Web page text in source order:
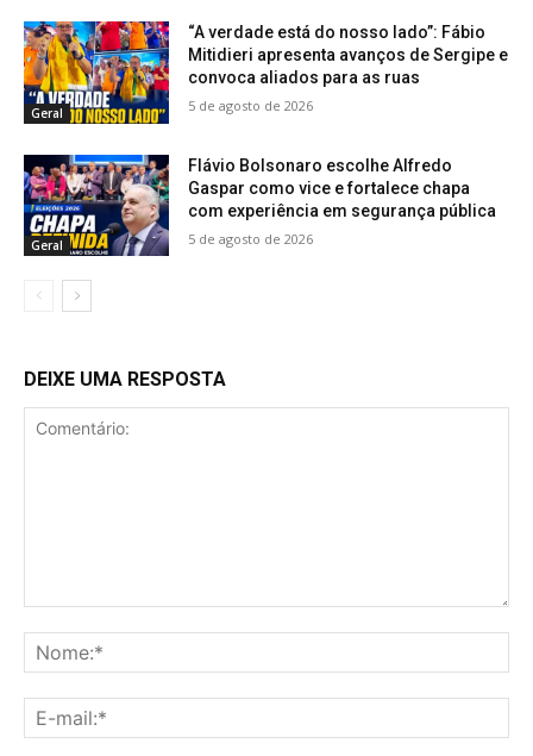
Geral
“A verdade está do nosso lado”: Fábio
Mitidieri apresenta avanços de Sergipe e
convoca aliados para as ruas
5 de agosto de 2026
Geral
Flávio Bolsonaro escolhe Alfredo
Gaspar como vice e fortalece chapa
com experiência em segurança pública
5 de agosto de 2026
DEIXE UMA RESPOSTA